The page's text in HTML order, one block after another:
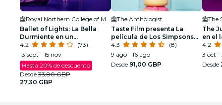
Ballet of Lights: La Bella
Durmiente en un
espectáculo deslumbrante
4.2
(73)
13 sept - 15 nov
Hasta 20% de descuento
Desde 33,80 GBP
27,30 GBP
The Anthologist
Taste Film presenta La
película de Los Simpsons
(2007) en Manchester!
4.3
(8)
9 ago - 16 ago
Desde 91,00 GBP
The
The
en el
4.2
3 oct -
Desde